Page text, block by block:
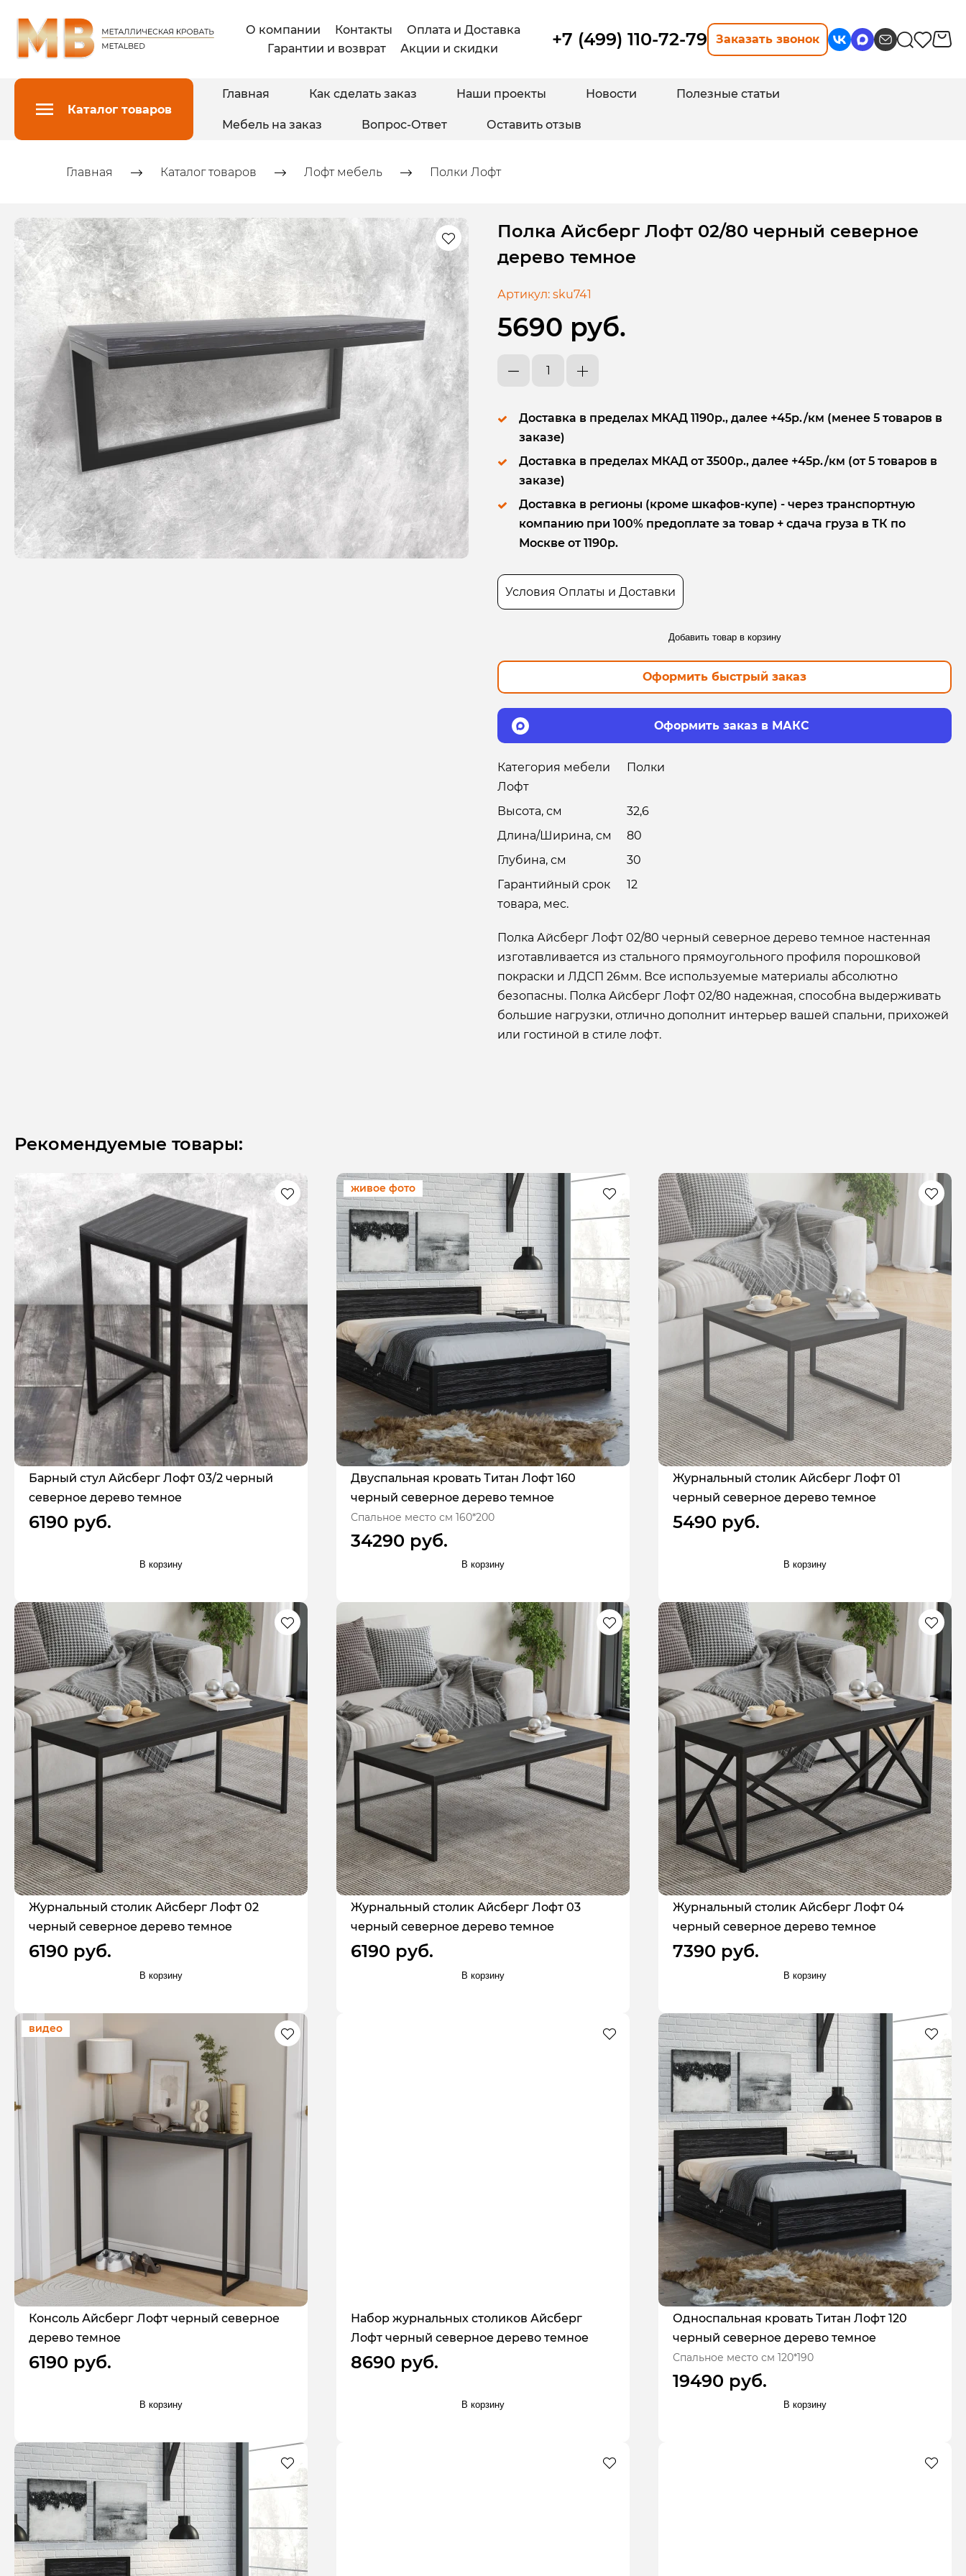
О компании Контакты
Оплата и Доставка
Гарантии и возврат
Акции и скидки +7 (499) 110-72-79 Заказать звонок
Каталог товаров
Главная Как сделать заказ Наши проекты Новости Полезные статьи
Мебель на заказ Вопрос-Ответ Оставить отзыв
Главная Каталог товаров Лофт мебель Полки Лофт
Полка Айсберг Лофт 02/80 черный северное
дерево темное
Артикул: sku741
5690 руб.
Доставка в пределах МКАД 1190р., далее +45р./км (менее 5 товаров в
заказе)
Доставка в пределах МКАД от 3500р., далее +45р./км (от 5 товаров в
заказе)
Доставка в регионы (кроме шкафов-купе) - через транспортную
компанию при 100% предоплате за товар + сдача груза в ТК по
Москве от 1190р.
Условия Оплаты и Доставки
Добавить товар в корзину
Оформить быстрый заказ
Оформить заказ в МАКС
Категория мебели
Лофт
Полки
Высота, см
32,6
Длина/Ширина, см
80
Глубина, см
30
Гарантийный срок
товара, мес.
12
Полка Айсберг Лофт 02/80 черный северное дерево темное настенная
изготавливается из стального прямоугольного профиля порошковой
покраски и ЛДСП 26мм. Все используемые материалы абсолютно
безопасны. Полка Айсберг Лофт 02/80 надежная, способна выдерживать
большие нагрузки, отлично дополнит интерьер вашей спальни, прихожей
или гостиной в стиле лофт.
Рекомендуемые товары:
Барный стул Айсберг Лофт 03/2 черный
северное дерево темное
6190 руб.
В корзину
живое фото
Двуспальная кровать Титан Лофт 160
черный северное дерево темное
Спальное место см 160*200
34290 руб.
В корзину
Журнальный столик Айсберг Лофт 01
черный северное дерево темное
5490 руб.
В корзину
Журнальный столик Айсберг Лофт 02
черный северное дерево темное
6190 руб.
В корзину
Журнальный столик Айсберг Лофт 03
черный северное дерево темное
6190 руб.
В корзину
Журнальный столик Айсберг Лофт 04
черный северное дерево темное
7390 руб.
В корзину
видео
Консоль Айсберг Лофт черный северное
дерево темное
6190 руб.
В корзину
Набор журнальных столиков Айсберг
Лофт черный северное дерево темное
8690 руб.
В корзину
Односпальная кровать Титан Лофт 120
черный северное дерево темное
Спальное место см 120*190
19490 руб.
В корзину